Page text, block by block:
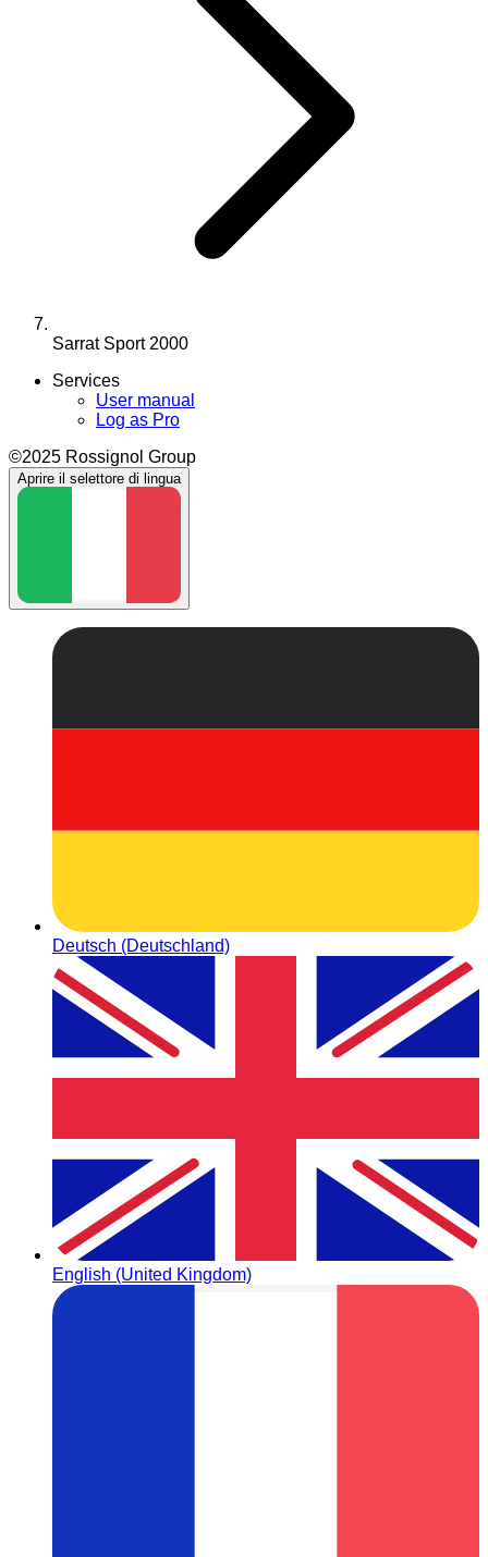
Sarrat Sport 2000
Services
User manual
Log as Pro
©2025 Rossignol Group
Aprire il selettore di lingua
Deutsch (Deutschland)
English (United Kingdom)